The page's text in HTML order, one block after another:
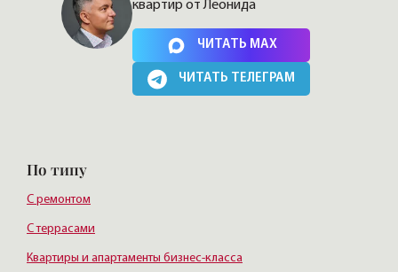
Нажимая на кнопку, Вы соглашаетесь cполитикой сайта
квартир от Леонида
ЧИТАТЬ MAX
ЧИТАТЬ ТЕЛЕГРАМ
По типу
С ремонтом
С террасами
Квартиры и апартаменты бизнес-класса